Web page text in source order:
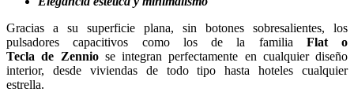
Gracias a su superficie plana, sin botones sobresalientes, los
pulsadores capacitivos como los de la familia Flat o
Tecla de Zennio se integran perfectamente en cualquier diseño
interior, desde viviendas de todo tipo hasta hoteles cualquier
estrella.